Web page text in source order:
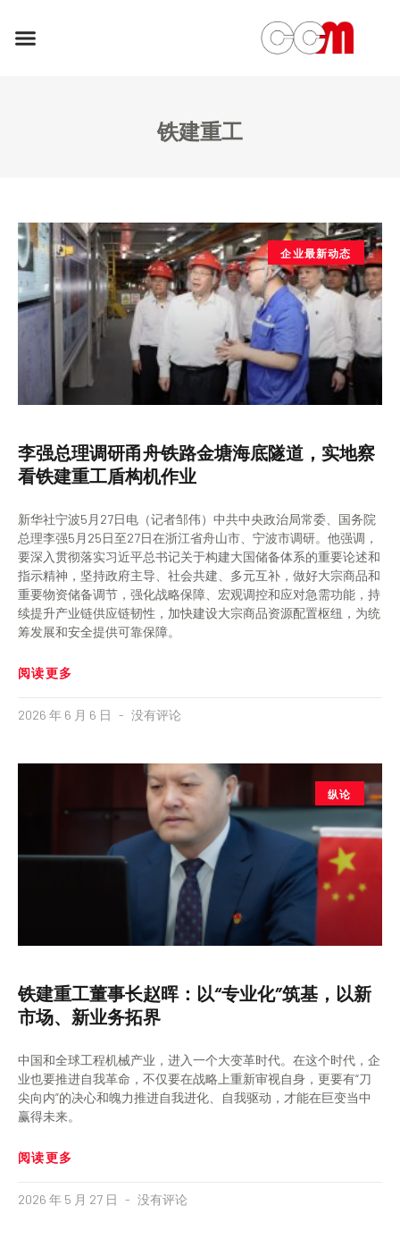
铁建重工
企业最新动态
李强总理调研甬舟铁路金塘海底隧道，实地察
看铁建重工盾构机作业
新华社宁波5月27日电（记者邹伟）中共中央政治局常委、国务院
总理李强5月25日至27日在浙江省舟山市、宁波市调研。他强调，
要深入贯彻落实习近平总书记关于构建大国储备体系的重要论述和
指示精神，坚持政府主导、社会共建、多元互补，做好大宗商品和
重要物资储备调节，强化战略保障、宏观调控和应对急需功能，持
续提升产业链供应链韧性，加快建设大宗商品资源配置枢纽，为统
筹发展和安全提供可靠保障。
阅读更多
2026 年 6 月 6 日 没有评论
纵论
铁建重工董事长赵晖：以“专业化”筑基，以新
市场、新业务拓界
中国和全球工程机械产业，进入一个大变革时代。在这个时代，企
业也要推进自我革命，不仅要在战略上重新审视自身，更要有“刀
尖向内”的决心和魄力推进自我进化、自我驱动，才能在巨变当中
赢得未来。
阅读更多
2026 年 5 月 27 日 没有评论